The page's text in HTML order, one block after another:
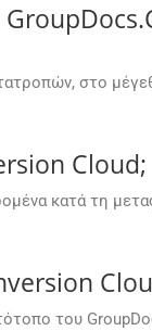
στο
Cloud;
κατά τη
του